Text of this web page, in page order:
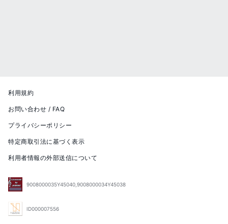
利用規約
お問い合わせ / FAQ
プライバシーポリシー
特定商取引法に基づく表示
利用者情報の外部送信について
9008000035Y45040,9008000034Y45038
ID000007556